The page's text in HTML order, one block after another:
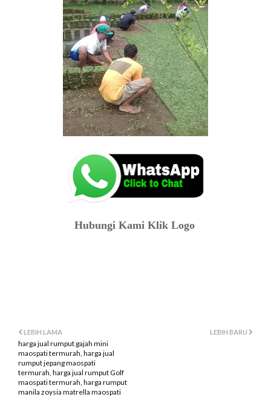
Hubungi Kami Klik Logo
LEBIH BARU
LEBIH LAMA
harga jual rumput gajah mini
maospati termurah, harga jual
rumput jepang maospati
termurah, harga jual rumput Golf
maospati termurah, harga rumput
manila zoysia matrella maospati